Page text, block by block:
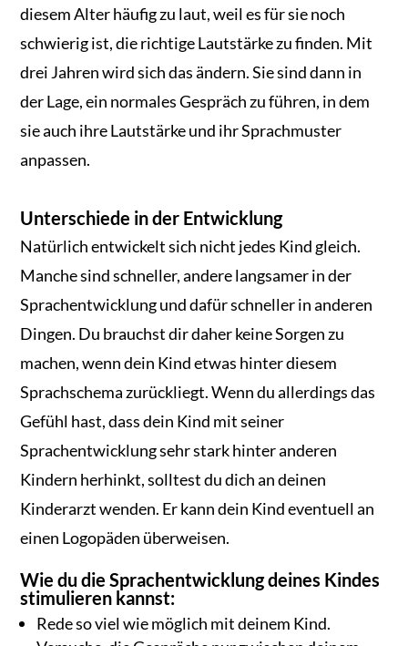
diesem Alter häufig zu laut, weil es für sie noch
schwierig ist, die richtige Lautstärke zu finden. Mit
drei Jahren wird sich das ändern. Sie sind dann in
der Lage, ein normales Gespräch zu führen, in dem
sie auch ihre Lautstärke und ihr Sprachmuster
anpassen.
Unterschiede in der Entwicklung
Natürlich entwickelt sich nicht jedes Kind gleich.
Manche sind schneller, andere langsamer in der
Sprachentwicklung und dafür schneller in anderen
Dingen. Du brauchst dir daher keine Sorgen zu
machen, wenn dein Kind etwas hinter diesem
Sprachschema zurückliegt. Wenn du allerdings das
Gefühl hast, dass dein Kind mit seiner
Sprachentwicklung sehr stark hinter anderen
Kindern herhinkt, solltest du dich an deinen
Kinderarzt wenden. Er kann dein Kind eventuell an
einen Logopäden überweisen.
Wie du die Sprachentwicklung deines Kindes
stimulieren kannst:
Rede so viel wie möglich mit deinem Kind.